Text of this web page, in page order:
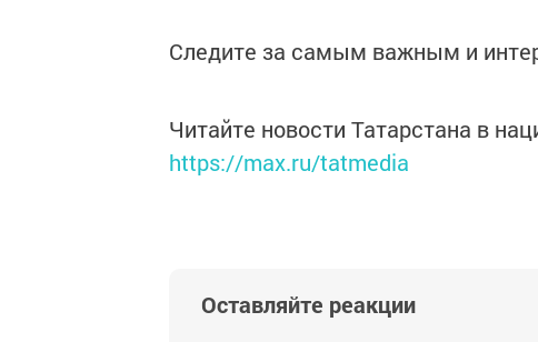
Следите за самым важным и
Читайте новости Татарстана в
https://max.ru/tatmedia
Оставляйте реакции